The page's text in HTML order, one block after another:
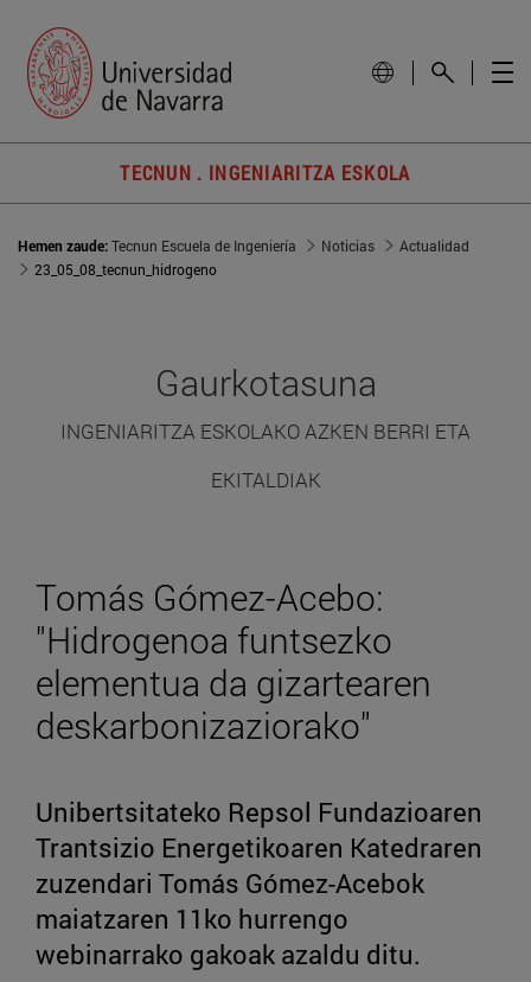
TECNUN . INGENIARITZA ESKOLA
Hemen zaude:Tecnun Escuela de Ingeniería Noticias
Actualidad
23_05_08_tecnun_hidrogeno
Gaurkotasuna
INGENIARITZA ESKOLAKO AZKEN BERRI ETA
EKITALDIAK
Tomás Gómez-Acebo:
"Hidrogenoa funtsezko
elementua da gizartearen
deskarbonizaziorako"
Unibertsitateko Repsol Fundazioaren
Trantsizio Energetikoaren Katedraren
zuzendari Tomás Gómez-Acebok
maiatzaren 11ko hurrengo
webinarrako gakoak azaldu ditu.